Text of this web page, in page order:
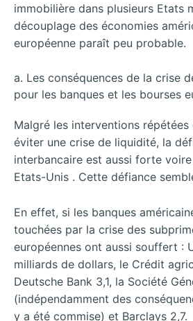
immobilière dans plusieurs Etats
découplage des économies
européenne paraît peu probable.
a. Les conséquences de la crise
pour les banques et les bourses
Malgré les interventions répétées
éviter une crise de liquidité, la
interbancaire est aussi forte
Etats-Unis . Cette défiance
En effet, si les banques
touchées par la crise des
européennes ont aussi souffert :
milliards de dollars, le Crédit
Deutsche Bank 3,1, la Société
(indépendamment des
y a été commise) et Barclays 2,7.